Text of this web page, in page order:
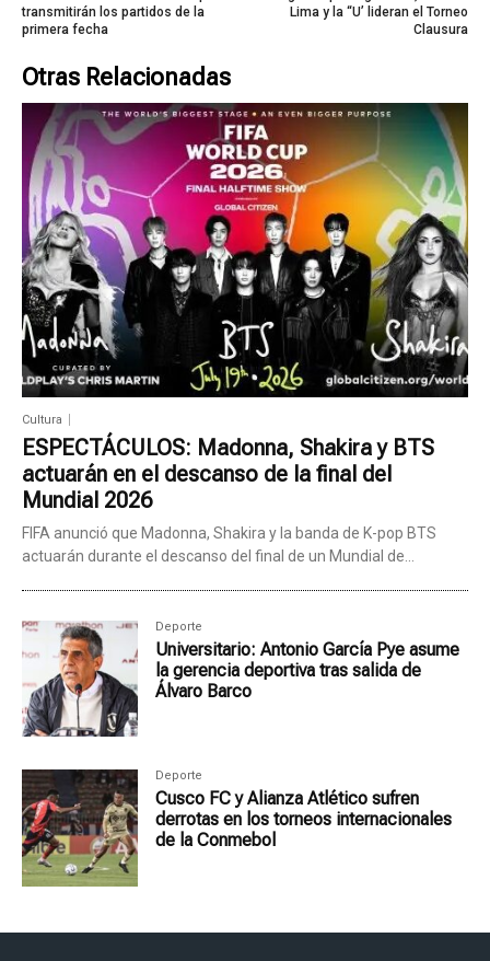
transmitirán los partidos de la
primera fecha
Lima y la “U’ lideran el Torneo
Clausura
Otras Relacionadas
Cultura
ESPECTÁCULOS: Madonna, Shakira y BTS
actuarán en el descanso de la final del
Mundial 2026
FIFA anunció que Madonna, Shakira y la banda de K-pop BTS
actuarán durante el descanso del final de un Mundial de...
Deporte
Universitario: Antonio García Pye asume
la gerencia deportiva tras salida de
Álvaro Barco
Deporte
Cusco FC y Alianza Atlético sufren
derrotas en los torneos internacionales
de la Conmebol